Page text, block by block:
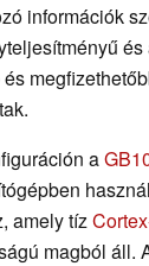
információk
és
a
amely tíz
magból áll.